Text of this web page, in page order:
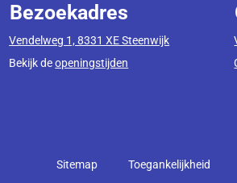
Bezoekadres
Vendelweg 1, 8331 XE Steenwijk
Bekijk deopeningstijden
Sitemap Toegankelijkheid